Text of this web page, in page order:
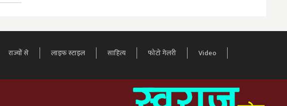
राज्यों से लाइफ स्टाइल साहित्य फोटो गेलरी
Video